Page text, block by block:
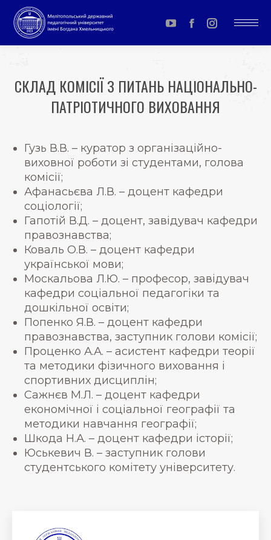
YouTube
page
in
new
Facebook
page
in
new
Instagram
page
in
new
СКЛАД КОМІСІЇ З ПИТАНЬ НАЦІОНАЛЬНО-
ПАТРІОТИЧНОГО ВИХОВАННЯ
Гузь В.В. – куратор з організаційно-
виховної роботи зі студентами, голова
комісії;
Афанасьєва Л.В. – доцент кафедри
соціології;
Гапотій В.Д. – доцент, завідувач кафедри
правознавства;
Коваль О.В. – доцент кафедри
української мови;
Москальова Л.Ю. – професор, завідувач
кафедри соціальної педагогіки та
дошкільної освіти;
Попенко Я.В. – доцент кафедри
правознавства, заступник голови комісії;
Проценко А.А. – асистент кафедри теорії
та методики фізичного виховання і
спортивних дисциплін;
Сажнєв М.Л. – доцент кафедри
економічної і соціальної географії та
методики навчання географії;
Шкода Н.А. – доцент кафедри історії;
Юськевич В. – заступник голови
студентського комітету університету.